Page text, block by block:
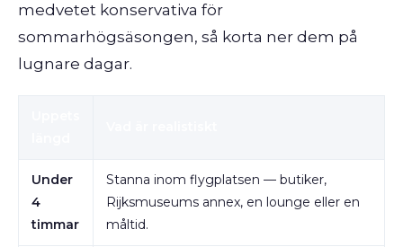
medvetet konservativa för
sommarhögsäsongen, så korta ner dem på
lugnare dagar.
Under
4
timmar
Stanna inom flygplatsen — butiker,
Rijksmuseums annex, en lounge eller en
måltid.